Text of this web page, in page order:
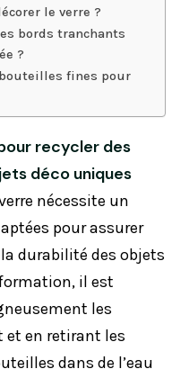
le verre ?
bords tranchants
?
fines pour
recycler des
déco uniques
nécessite un
pour assurer
durabilité des objets
il est
les
et en retirant les
dans de l’eau